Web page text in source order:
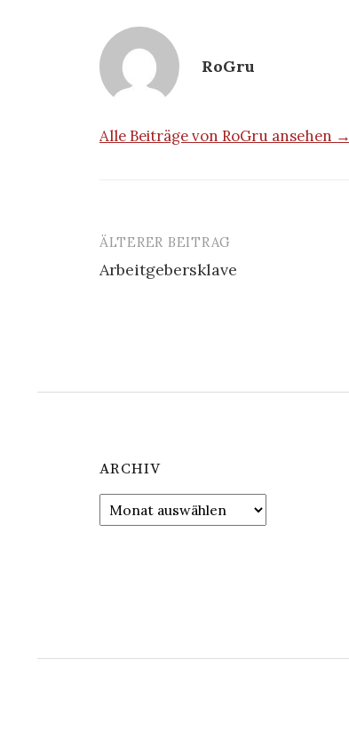
RoGru
Alle Beiträge von RoGru ansehen →
Beitrags-
Navigation
ÄLTERER BEITRAG
Arbeitgebersklave
ARCHIV
Archiv